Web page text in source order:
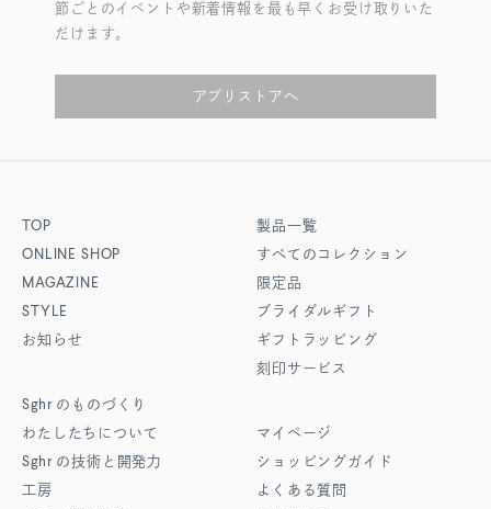
節ごとのイベントや新着情報を最も早くお受け取りいた
だけます。
アプリストアへ
TOP
ONLINE SHOP
MAGAZINE
STYLE
お知らせ
Sghr のものづくり
わたしたちについて
Sghr の技術と開発力
工房
製品一覧
すべてのコレクション
限定品
ブライダルギフト
ギフトラッピング
刻印サービス
マイページ
ショッピングガイド
よくある質問